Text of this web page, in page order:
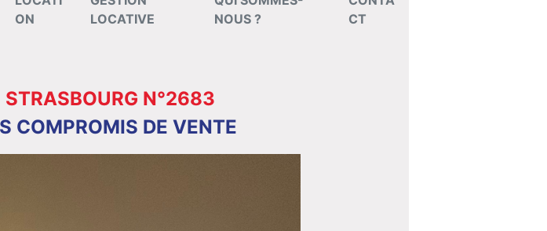
ON
LOCATIVE
NOUS ?
CT
STRASBOURG N°2683
COMPROMIS DE VENTE